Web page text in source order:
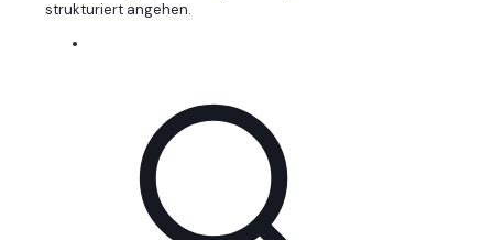
strukturiert angehen.